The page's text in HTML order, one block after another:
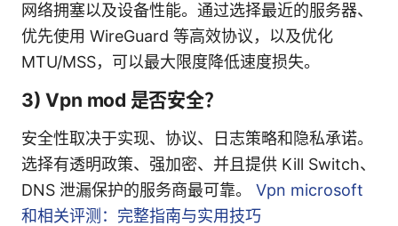
网络拥塞以及设备性能。通过选择最近的服务器、
优先使用 WireGuard 等高效协议，以及优化
MTU/MSS，可以最大限度降低速度损失。
3) Vpn mod 是否安全？
安全性取决于实现、协议、日志策略和隐私承诺。
选择有透明政策、强加密、并且提供 Kill Switch、
DNS 泄漏保护的服务商最可靠。 Vpn microsoft
和相关评测：完整指南与实用技巧